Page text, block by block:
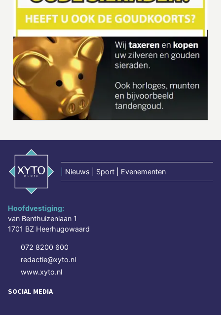
Nieuws | Sport | Evenementen
Hoofdvestiging:
van Benthuizenlaan 1
1701 BZ Heerhugowaard
072 8200 600
redactie@xyto.nl
www.xyto.nl
SOCIAL MEDIA